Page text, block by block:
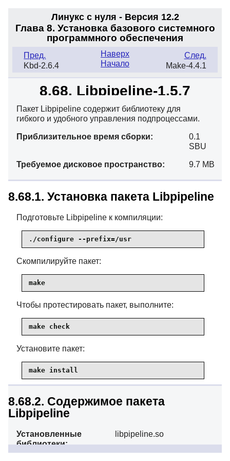
Линукс с нуля - Версия 12.2
Глава 8. Установка базового системного
программного обеспечения
Пред.
Kbd-2.6.4
След.
Make-4.4.1
Наверх
Начало
8.68. Libpipeline-1.5.7
Пакет Libpipeline содержит библиотеку для
гибкого и удобного управления подпроцессами.
Приблизительное время сборки:
0.1
SBU
Требуемое дисковое пространство: 9.7 MB
8.68.1. Установка пакета Libpipeline
Подготовьте Libpipeline к компиляции:
./configure --prefix=/usr
Скомпилируйте пакет:
make
Чтобы протестировать пакет, выполните:
make check
Установите пакет:
make install
8.68.2. Содержимое пакета
Libpipeline
Установленные
библиотеки:
libpipeline.so
Краткое описание